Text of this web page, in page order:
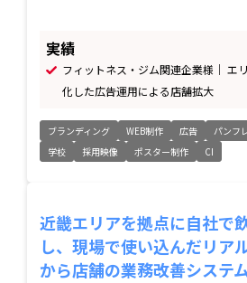
実績
フィットネス・ジム関連企業様｜ エ
化した広告運用による店舗拡大
ブランディング WEB制作 広告 パンフ
学校
採用映像 ポスター制作 CI
近畿エリアを拠点に自社で
し、現場で使い込んだリア
から店舗の業務改善システ